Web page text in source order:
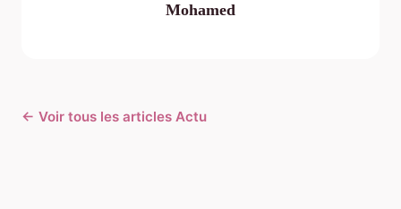
Mohamed
← Voir tous les articles Actu